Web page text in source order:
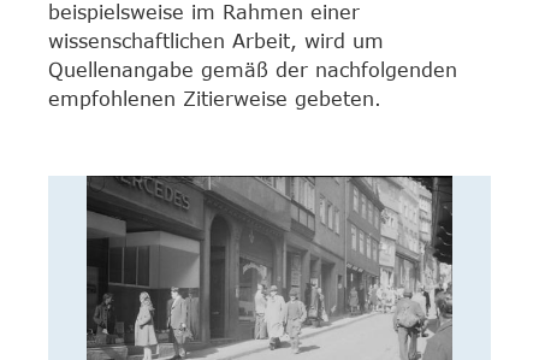
beispielsweise im Rahmen einer
wissenschaftlichen Arbeit, wird um
Quellenangabe gemäß der nachfolgenden
empfohlenen Zitierweise gebeten.